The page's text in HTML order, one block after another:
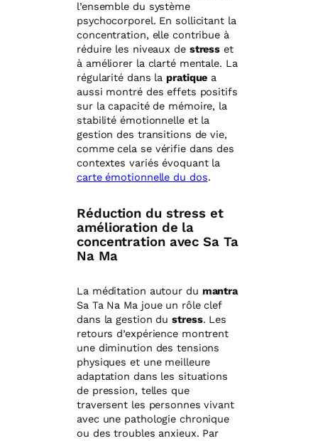
l’ensemble du système
psychocorporel. En sollicitant la
concentration, elle contribue à
réduire les niveaux de stress et
à améliorer la clarté mentale. La
régularité dans lapratique a
aussi montré des effets positifs
sur la capacité de mémoire, la
stabilité émotionnelle et la
gestion des transitions de vie,
comme cela se vérifie dans des
contextes variés évoquant la
carte émotionnelle du dos.
Réduction du stress et
amélioration de la
concentration avec Sa Ta
Na Ma
La méditation autour du mantra
Sa Ta Na Ma joue un rôle clef
dans la gestion dustress. Les
retours d’expérience montrent
une diminution des tensions
physiques et une meilleure
adaptation dans les situations
de pression, telles que
traversent les personnes vivant
avec une pathologie chronique
ou des troubles anxieux. Par